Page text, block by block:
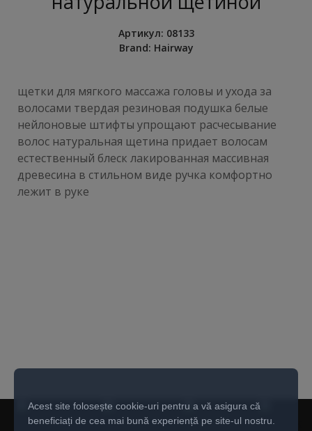
Артикул: 08133
Brand: Hairway
щетки для мягкого массажа головы и ухода за
волосами твердая резиновая подушка белые
нейлоновые штифты упрощают расчесывание
волос натуральная щетина придает волосам
естественный блеск лакированная массивная
древесина в стильном виде ручка комфортно
лежит в руке
Acest site folosește cookie-uri pentru a vă asigura că
beneficiați de cea mai bună experiență pe site-ul nostru.